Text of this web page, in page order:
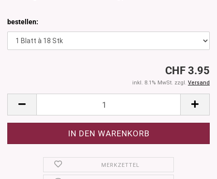
bestellen:
CHF 3.95
inkl. 8.1% MwSt. zzgl. Versand
MERKZETTEL